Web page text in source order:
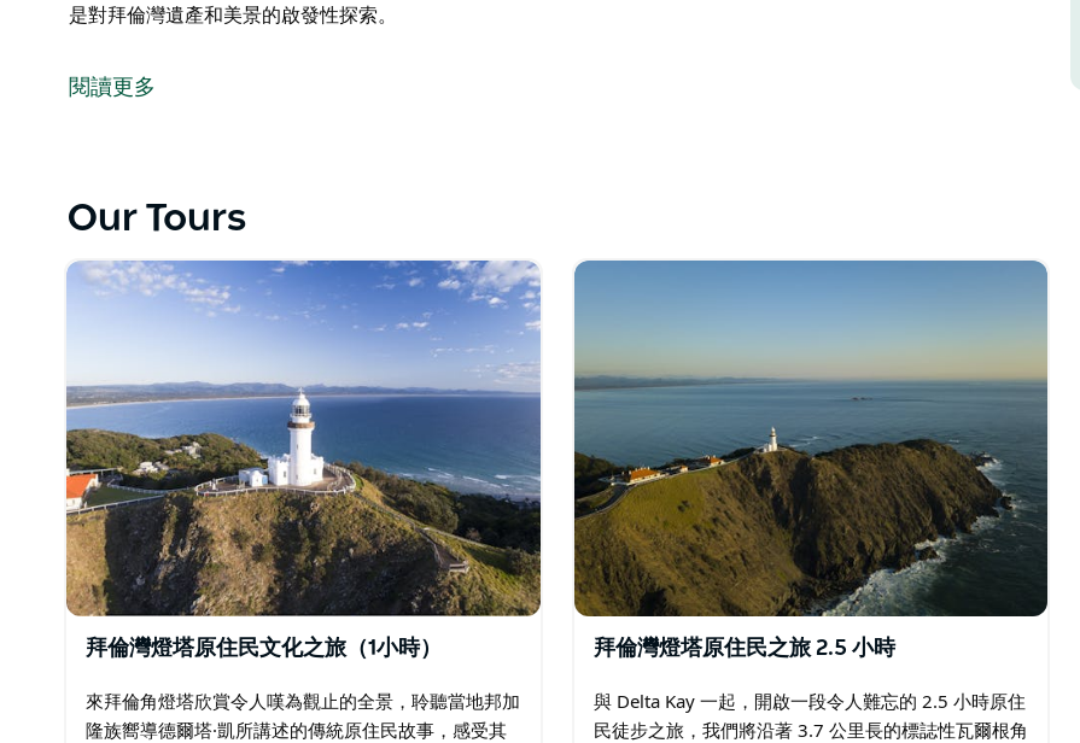
是對拜倫灣遺產和美景的啟發性探索。
地的歷史、夢幻故事和令人驚嘆的自然景觀。
和文化的人們，它將是對拜倫灣遺產和美景的啟發性探索。
閱讀更多
Our Tours
拜倫灣燈塔原住民文化之旅（1小時）
來拜倫角燈塔欣賞令人嘆為觀止的全景，聆聽當地邦加
隆族嚮導德爾塔·凱所講述的傳統原住民故事，感受其
拜倫灣燈塔原住民之旅 2.5 小時
與 Delta Kay 一起，開啟一段令人難忘的 2.5 小時原住
民徒步之旅，我們將沿著 3.7 公里長的標誌性瓦爾根角